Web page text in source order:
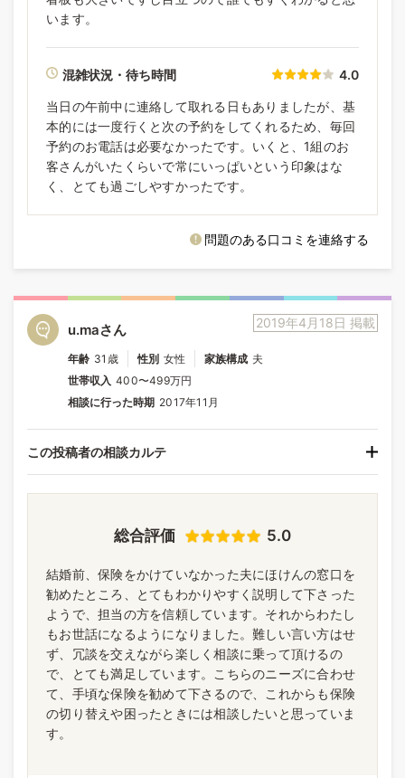
います。
混雑状況・待ち時間 4.0
当日の午前中に連絡して取れる日もありましたが、基
本的には一度行くと次の予約をしてくれるため、毎回
予約のお電話は必要なかったです。いくと、1組のお
客さんがいたくらいで常にいっぱいという印象はな
く、とても過ごしやすかったです。
問題のある口コミを連絡する
2019年4月18日 掲載
u.maさん
年齢 31歳 性別 女性 家族構成 夫
世帯収入 400〜499万円
相談に行った時期 2017年11月
この投稿者の相談カルテ
総合評価 5.0
結婚前、保険をかけていなかった夫にほけんの窓口を
勧めたところ、とてもわかりやすく説明して下さった
ようで、担当の方を信頼しています。それからわたし
もお世話になるようになりました。難しい言い方はせ
ず、冗談を交えながら楽しく相談に乗って頂けるの
で、とても満足しています。こちらのニーズに合わせ
て、手頃な保険を勧めて下さるので、これからも保険
の切り替えや困ったときには相談したいと思っていま
す。